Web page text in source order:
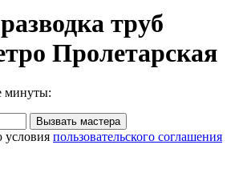
труб
Пролетарская
минуты:
Вызвать мастера
пользовательского соглашения